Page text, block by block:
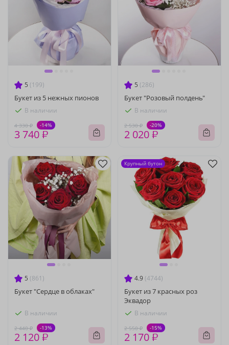
5 (199)
Букет из 5 нежных пионов
В наличии
4 330 ₽ -14%
3 740 ₽
5 (286)
Букет "Розовый полдень"
В наличии
2 530 ₽ -20%
2 020 ₽
5 (861)
Букет "Сердце в облаках"
В наличии
2 440 ₽ -13%
2 120 ₽
4.9 (4744)
Букет из 7 красных роз
Эквадор
В наличии
2 550 ₽ -15%
2 170 ₽
Крупный бутон